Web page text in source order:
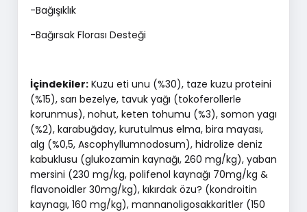
-Bağışıklık
-Bağırsak Florası Desteği
İçindekiler:Kuzu eti unu (%30), taze kuzu proteini
(%15), sarı bezelye, tavuk yağı (tokoferollerle
korunmus), nohut, keten tohumu (%3), somon yagı
(%2), karabuğday, kurutulmus elma, bira mayası,
alg (%0,5, Ascophyllumnodosum), hidrolize deniz
kabuklusu (glukozamin kaynağı, 260 mg/kg), yaban
mersini (230 mg/kg, polifenol kaynağı 70mg/kg &
flavonoidler 30mg/kg), kıkırdak özu? (kondroitin
kaynagı, 160 mg/kg), mannanoligosakkaritler (150